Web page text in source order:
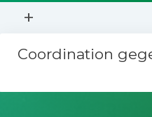
Menü
+
Mitmachen
Coordination